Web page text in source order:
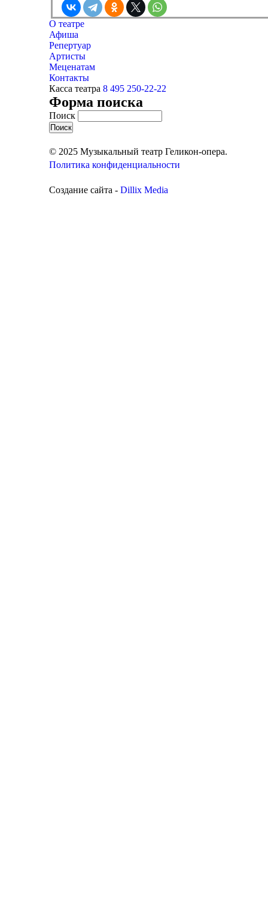
О театре
Афиша
Репертуар
Артисты
Меценатам
Контакты
Касса театра 8 495 250-22-22
Форма поиска
Поиск
© 2025 Музыкальный театр Геликон-опера.
Политика конфиденциальности
Создание сайта - Dillix Media